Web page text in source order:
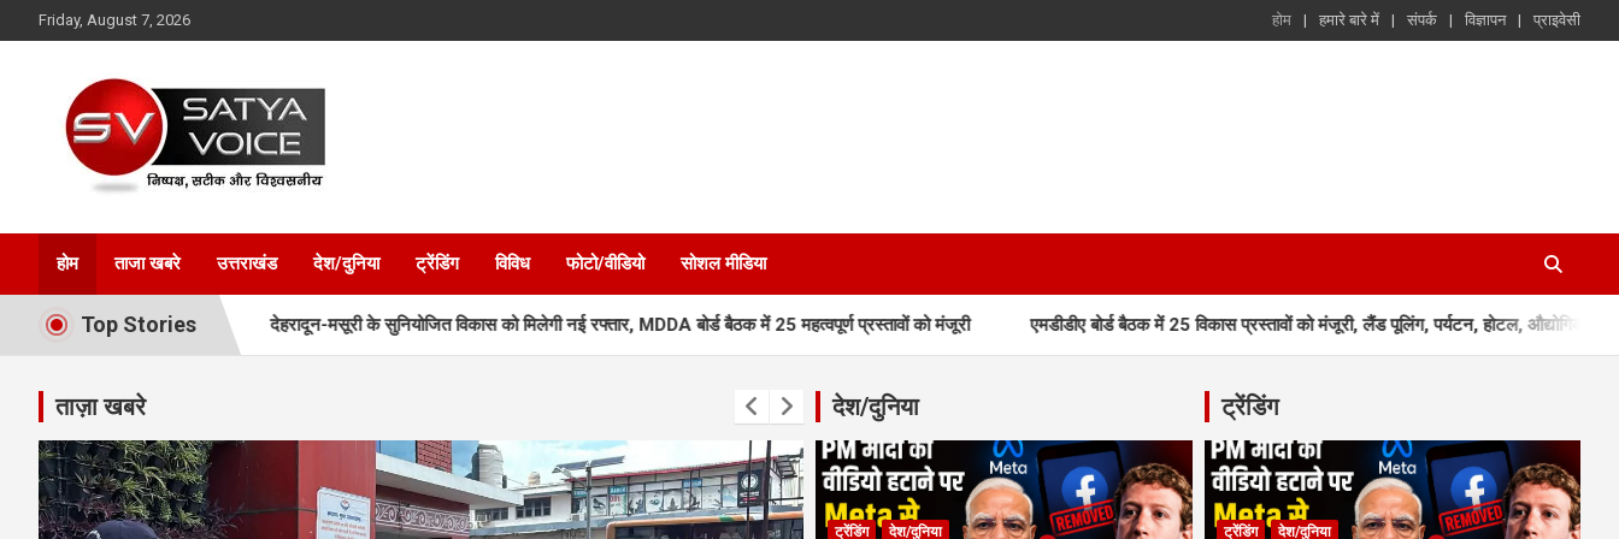
to
Friday, August 7, 2026 होम हमारे बारे में संपर्क विज्ञापन प्राइवेसी
Satya Voice
होम ताजा खबरे उत्तराखंड देश/दुनिया ट्रेंडिंग विविध फोटो/वीडियो सोशल मीडिया
Top Stories
पूरे प्रस्ताव देहरादून-मसूरी के सुनियोजित विकास को मिलेगी नई रफ्तार, MDDA बोर्ड बैठक में 25 महत्वपूर्ण प्रस्तावों को मंजूरी एमडीडीए बोर्ड बैठक में 25 विकास प्रस्तावों को मंजूरी, लैंड पूलिंग, पर्यटन, होटल, औद्योगिक भवन और
ताज़ा खबरे देश/दुनिया
ट्रेंडिंग देश/दुनिया
ट्रेंडिंग
ट्रेंडिंग देश/दुनिया